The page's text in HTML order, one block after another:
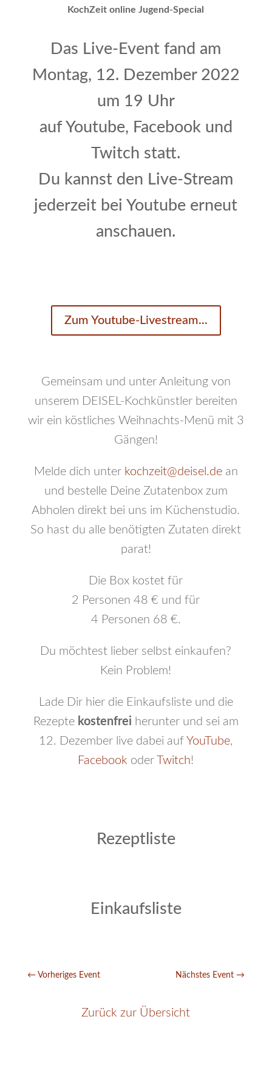
KochZeit online Jugend-Special
Das Live-Event fand am
Montag, 12. Dezember 2022
um 19 Uhr
auf Youtube, Facebook und
Twitch statt.
Du kannst den Live-Stream
jederzeit bei Youtube erneut
anschauen.
Zum Youtube-Livestream...
Gemeinsam und unter Anleitung von
unserem DEISEL-Kochkünstler bereiten
wir ein köstliches Weihnachts-Menü mit 3
Gängen!
Melde dich unter kochzeit@deisel.dean
und bestelle Deine Zutatenbox zum
Abholen direkt bei uns im Küchenstudio.
So hast du alle benötigten Zutaten direkt
parat!
Die Box kostet für
2 Personen 48 € und für
4 Personen 68 €.
Du möchtest lieber selbst einkaufen?
Kein Problem!
Lade Dir hier die Einkaufsliste und die
Rezepte kostenfrei herunter und sei am
12. Dezember live dabei auf YouTube,
Facebook oder Twitch!
Rezeptliste
Einkaufsliste
← Vorheriges Event Nächstes Event →
Zurück zur Übersicht